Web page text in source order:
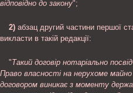
відповідно до закону";
2) абзац другий частини першої
викласти в такій редакції:
"Такий договір нотаріально
Право власності на нерухоме
договором виникає з моменту